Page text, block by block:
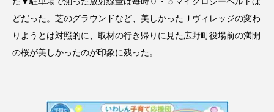
どだった。芝のグラウンドなど、美しかったＪヴィレッジの変わ
りようとは対照的に、取材の行き帰りに見た広野町役場前の満開
の桜が美しかったのが印象に残った。